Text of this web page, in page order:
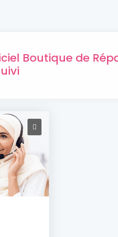
Boutique de